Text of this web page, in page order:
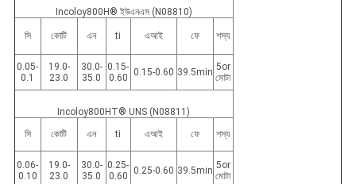
Incoloy800H® ইউএনএস (N08810)
সি কোটি এন ti এআই ফে শস্য
0.05-
0.1
19.0-
23.0
30.0-
35.0
0.15-
0.60
0.15-0.60 39.5min 5or
মোটা
Incoloy800HT® UNS (N08811)
সি
কোটি এন ti এআই ফে শস্য
0.06-
0.10
19.0-
23.0
30.0-
35.0
0.25-
0.60
0.25-0.60 39.5min 5or
মোটা